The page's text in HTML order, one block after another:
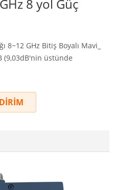
8 yol Güç
8~12 GHz Bitiş Boyalı Mavi_
(9,03dB'nin üstünde